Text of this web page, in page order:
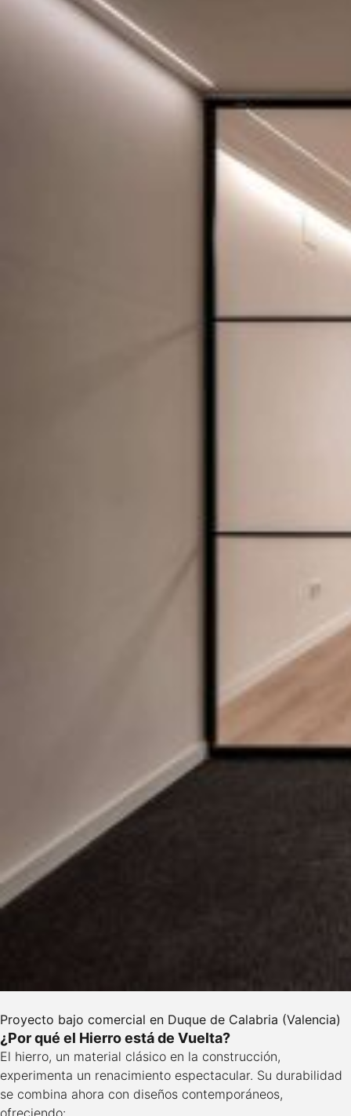
Proyecto bajo comercial en Duque de Calabria (Valencia)
¿Por qué el Hierro está de Vuelta?
El hierro, un material clásico en la construcción,
experimenta un renacimiento espectacular. Su durabilidad
se combina ahora con diseños contemporáneos,
ofreciendo: